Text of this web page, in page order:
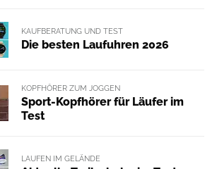
KAUFBERATUNG UND TEST
Die besten Laufuhren 2026
KOPFHÖRER ZUM JOGGEN
Sport-Kopfhörer für Läufer im
Test
LAUFEN IM GELÄNDE